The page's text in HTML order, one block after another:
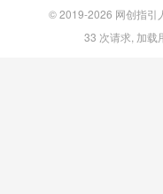
© 2019-2026 网创指引
33 次请求, 加载